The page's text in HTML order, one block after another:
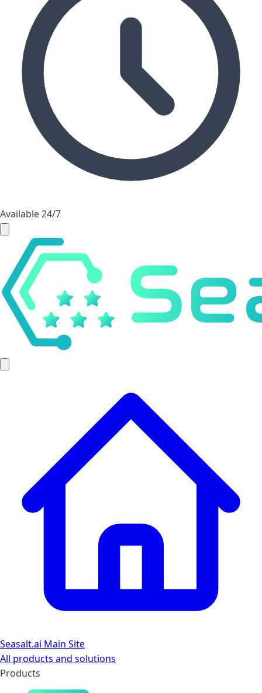
Available 24/7
Seasalt.ai Main Site
All products and solutions
Products